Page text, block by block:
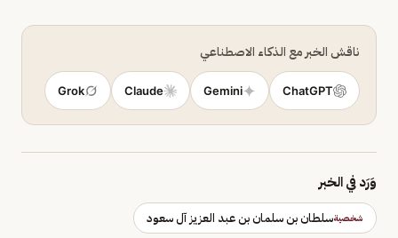
ناقش الخبر مع الذكاء الاصطناعي
ChatGPT
Gemini
Claude
Grok
وَرَد في الخبر
شخصيةسلطان بن سلمان بن عبد العزيز آل سعود